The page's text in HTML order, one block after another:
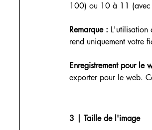
100) ou 10 à 11 (avec
Remarque : L'utilisation
rend uniquement votre
Enregistrement pour le
exporter pour le web.
3 | Taille de l'image